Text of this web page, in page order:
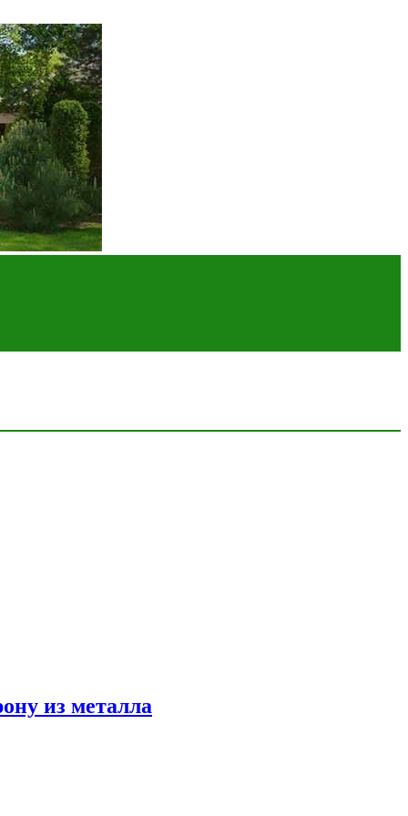
из металла